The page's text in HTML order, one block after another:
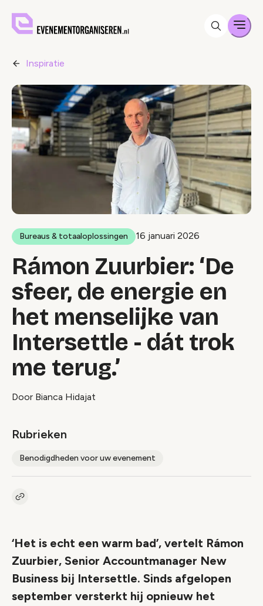
Inspiratie
Bureaus & totaaloplossingen 16 januari 2026
Rámon Zuurbier: ‘De
sfeer, de energie en
het menselijke van
Intersettle - dát trok
me terug.’
Door Bianca Hidajat
Rubrieken
Benodigdheden voor uw evenement
Kopieer link naar artikel
‘Het is echt een warm bad’, vertelt Rámon
Zuurbier, Senior Accountmanager New
Business bij Intersettle. Sinds afgelopen
september versterkt hij opnieuw het